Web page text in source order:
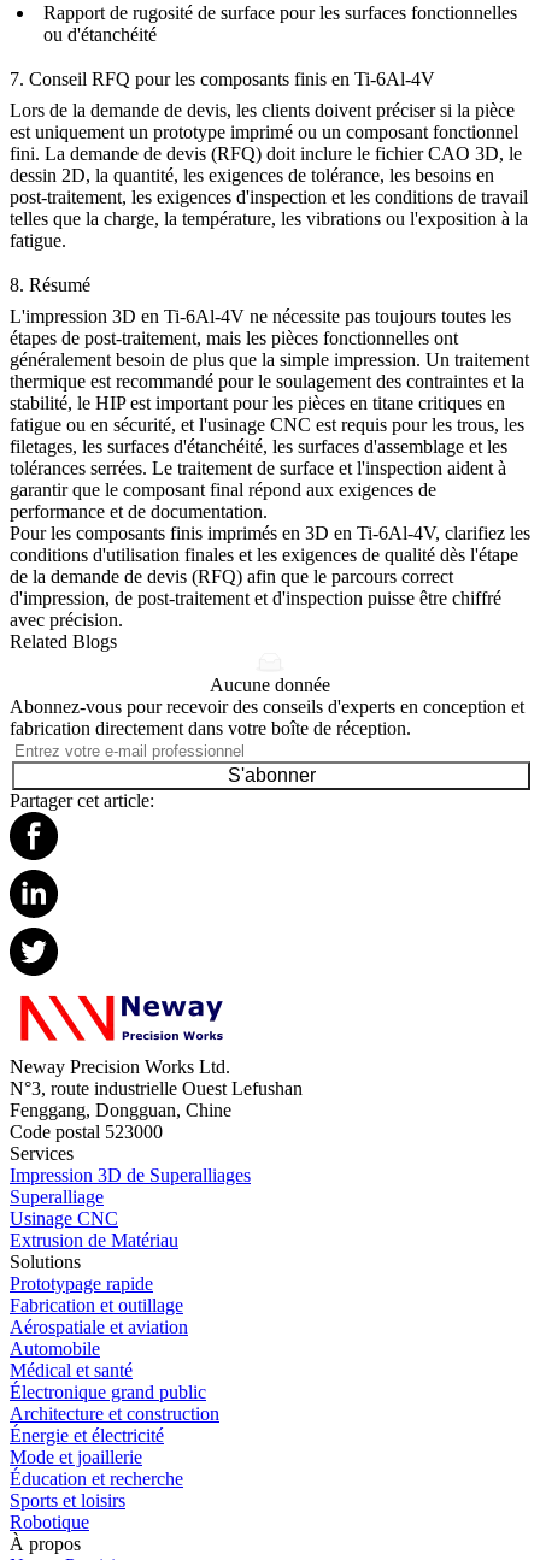
Rapport de rugosité de surface pour les surfaces fonctionnelles
ou d'étanchéité
7. Conseil RFQ pour les composants finis en Ti-6Al-4V
Lors de la demande de devis, les clients doivent préciser si la pièce
est uniquement un prototype imprimé ou un composant fonctionnel
fini. La demande de devis (RFQ) doit inclure le fichier CAO 3D, le
dessin 2D, la quantité, les exigences de tolérance, les besoins en
post-traitement, les exigences d'inspection et les conditions de travail
telles que la charge, la température, les vibrations ou l'exposition à la
fatigue.
8. Résumé
L'impression 3D en Ti-6Al-4V ne nécessite pas toujours toutes les
étapes de post-traitement, mais les pièces fonctionnelles ont
généralement besoin de plus que la simple impression. Un traitement
thermique est recommandé pour le soulagement des contraintes et la
stabilité, le HIP est important pour les pièces en titane critiques en
fatigue ou en sécurité, et l'usinage CNC est requis pour les trous, les
filetages, les surfaces d'étanchéité, les surfaces d'assemblage et les
tolérances serrées. Le traitement de surface et l'inspection aident à
garantir que le composant final répond aux exigences de
performance et de documentation.
Pour les composants finis imprimés en 3D en Ti-6Al-4V, clarifiez les
conditions d'utilisation finales et les exigences de qualité dès l'étape
de la demande de devis (RFQ) afin que le parcours correct
d'impression, de post-traitement et d'inspection puisse être chiffré
avec précision.
Related Blogs
Aucune donnée
Abonnez-vous pour recevoir des conseils d'experts en conception et
fabrication directement dans votre boîte de réception.
S'abonner
Partager cet article:
Neway Precision Works Ltd.
N°3, route industrielle Ouest Lefushan
Fenggang, Dongguan, Chine
Code postal 523000
Services
Impression 3D de Superalliages
Superalliage
Usinage CNC
Extrusion de Matériau
Solutions
Prototypage rapide
Fabrication et outillage
Aérospatiale et aviation
Automobile
Médical et santé
Électronique grand public
Architecture et construction
Énergie et électricité
Mode et joaillerie
Éducation et recherche
Sports et loisirs
Robotique
À propos